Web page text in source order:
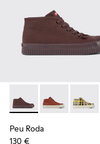
Peu Roda -Peu Roda -
Peu
Peu Roda
130 €